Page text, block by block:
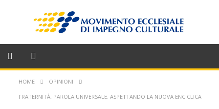
HOME OPINIONI
FRATERNITÀ, PAROLA UNIVERSALE. ASPETTANDO LA NUOVA ENCICLICA